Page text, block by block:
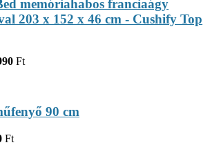
memóriahabos franciaágy
203 x 152 x 46 cm - Cushify Top
Ft
90 cm
Ft